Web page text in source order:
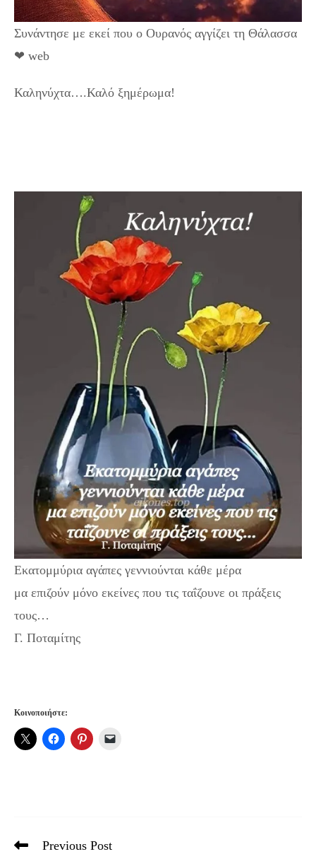
Συνάντησε με εκεί που ο Ουρανός αγγίζει τη Θάλασσα
❤ web
Καληνύχτα….Καλό ξημέρωμα!
Εκατομμύρια αγάπες γεννιούνται κάθε μέρα
μα επιζούν μόνο εκείνες που τις ταΐζουνε οι πράξεις
τους…
Γ. Ποταμίτης
Κοινοποιήστε:
Read
Previous Post